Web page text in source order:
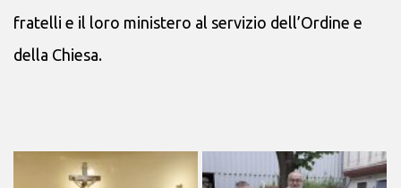
fratelli e il loro ministero al servizio dell’Ordine e
della Chiesa.